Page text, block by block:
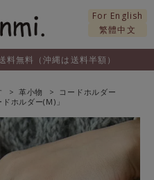
For English
繁體中文
無料（沖縄は送料半額）
革小物
コードホルダー
ホルダー(M)」